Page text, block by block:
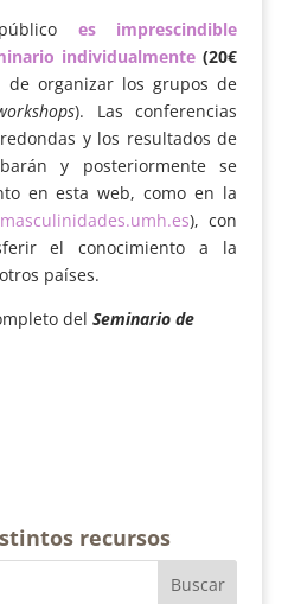
es imprescindible
individualmente (20€
de organizar los grupos de
). Las conferencias
y los resultados de
y posteriormente se
en esta web, como en la
), con
el conocimiento a la
países.
del Seminario de
recursos